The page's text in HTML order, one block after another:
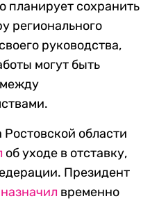
планирует сохранить
регионального
руководства,
могут быть
области
об уходе в отставку,
Президент
назначил временно